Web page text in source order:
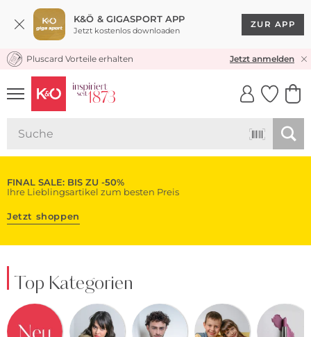
K&Ö & GIGASPORT APP
Jetzt kostenlos downloaden
ZUR APP
KOSTENLOSER VERSAND* & RÜCKVERSAND
Pluscard Vorteile erhalten Jetzt anmelden
UNSERE APP
CLICK &
FINAL SALE: BIS ZU -50%
Ihre Lieblingsartikel zum besten Preis
Jetzt shoppen
Top Kategorien